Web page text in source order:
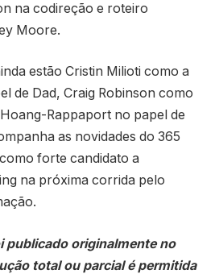
na codireção e roteiro
Moore.
estão Cristin Milioti como a
de Dad, Craig Robinson como
Rappaport no papel de
as novidades do 365
forte candidato a
na próxima corrida pelo
publicado originalmente no
total ou parcial é permitida